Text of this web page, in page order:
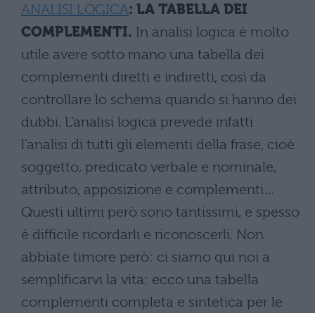
ANALISI LOGICA: LA TABELLA DEI
COMPLEMENTI. In analisi logica è molto
utile avere sotto mano una tabella dei
complementi diretti e indiretti, così da
controllare lo schema quando si hanno dei
dubbi. L'analisi logica prevede infatti
l'analisi di tutti gli elementi della frase, cioè
soggetto, predicato verbale e nominale,
attributo, apposizione e complementi…
Questi ultimi però sono tantissimi, e spesso
è difficile ricordarli e riconoscerli. Non
abbiate timore però: ci siamo qui noi a
semplificarvi la vita: ecco una tabella
complementi completa e sintetica per le